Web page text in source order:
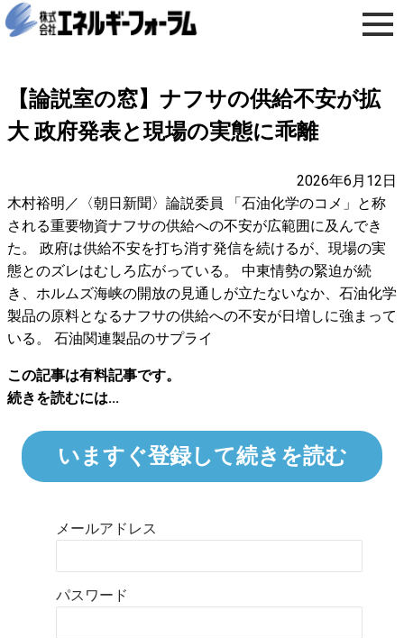
【論説室の窓】ナフサの供給不安が拡
大 政府発表と現場の実態に乖離
2026年6月12日
木村裕明／〈朝日新聞〉論説委員 「石油化学のコメ」と称
される重要物資ナフサの供給への不安が広範囲に及んでき
た。 政府は供給不安を打ち消す発信を続けるが、現場の実
態とのズレはむしろ広がっている。 中東情勢の緊迫が続
き、ホルムズ海峡の開放の見通しが立たないなか、石油化学
製品の原料となるナフサの供給への不安が日増しに強まって
いる。 石油関連製品のサプライ
この記事は有料記事です。
続きを読むには...
いますぐ登録して続きを読む
メールアドレス
パスワード